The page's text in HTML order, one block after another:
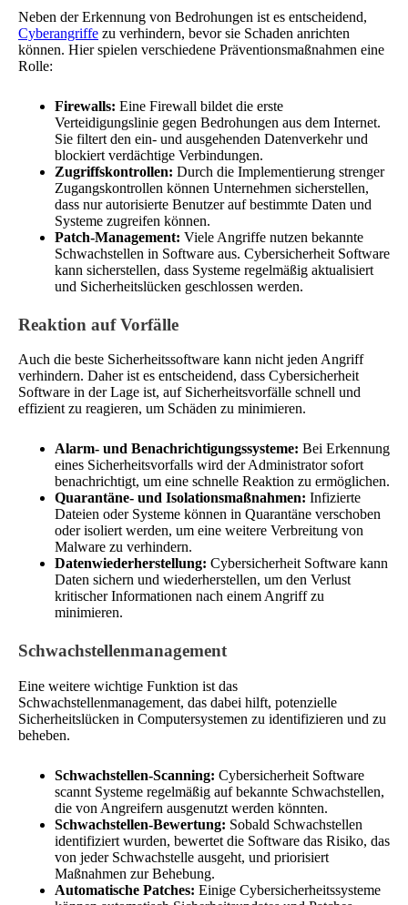
Neben der Erkennung von Bedrohungen ist es entscheidend,
Cyberangriffe zu verhindern, bevor sie Schaden anrichten
können. Hier spielen verschiedene Präventionsmaßnahmen eine
Rolle:
Firewalls: Eine Firewall bildet die erste
Verteidigungslinie gegen Bedrohungen aus dem Internet.
Sie filtert den ein- und ausgehenden Datenverkehr und
blockiert verdächtige Verbindungen.
Zugriffskontrollen: Durch die Implementierung strenger
Zugangskontrollen können Unternehmen sicherstellen,
dass nur autorisierte Benutzer auf bestimmte Daten und
Systeme zugreifen können.
Patch-Management: Viele Angriffe nutzen bekannte
Schwachstellen in Software aus. Cybersicherheit Software
kann sicherstellen, dass Systeme regelmäßig aktualisiert
und Sicherheitslücken geschlossen werden.
Reaktion auf Vorfälle
Auch die beste Sicherheitssoftware kann nicht jeden Angriff
verhindern. Daher ist es entscheidend, dass Cybersicherheit
Software in der Lage ist, auf Sicherheitsvorfälle schnell und
effizient zu reagieren, um Schäden zu minimieren.
Alarm- und Benachrichtigungssysteme: Bei Erkennung
eines Sicherheitsvorfalls wird der Administrator sofort
benachrichtigt, um eine schnelle Reaktion zu ermöglichen.
Quarantäne- und Isolationsmaßnahmen: Infizierte
Dateien oder Systeme können in Quarantäne verschoben
oder isoliert werden, um eine weitere Verbreitung von
Malware zu verhindern.
Datenwiederherstellung: Cybersicherheit Software kann
Daten sichern und wiederherstellen, um den Verlust
kritischer Informationen nach einem Angriff zu
minimieren.
Schwachstellenmanagement
Eine weitere wichtige Funktion ist das
Schwachstellenmanagement, das dabei hilft, potenzielle
Sicherheitslücken in Computersystemen zu identifizieren und zu
beheben.
Schwachstellen-Scanning: Cybersicherheit Software
scannt Systeme regelmäßig auf bekannte Schwachstellen,
die von Angreifern ausgenutzt werden könnten.
Schwachstellen-Bewertung: Sobald Schwachstellen
identifiziert wurden, bewertet die Software das Risiko, das
von jeder Schwachstelle ausgeht, und priorisiert
Maßnahmen zur Behebung.
Automatische Patches: Einige Cybersicherheitssysteme